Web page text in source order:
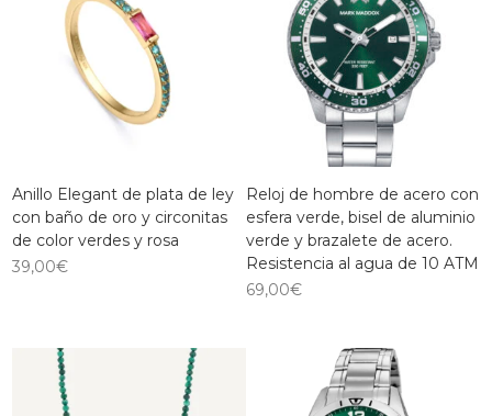
Anillo Elegant de plata de ley
con baño de oro y circonitas
de color verdes y rosa
39,00€
Reloj de hombre de acero con
esfera verde, bisel de aluminio
verde y brazalete de acero.
Resistencia al agua de 10 ATM
69,00€